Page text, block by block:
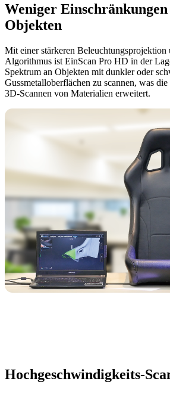
Weniger Einschränkungen
Objekten
Mit einer stärkeren Beleuchtungsprojektion
Algorithmus ist EinScan Pro HD in der
Spektrum an Objekten mit dunkler oder
Gussmetalloberflächen zu scannen, was
3D-Scannen von Materialien erweitert.
Hochgeschwindigkeits-